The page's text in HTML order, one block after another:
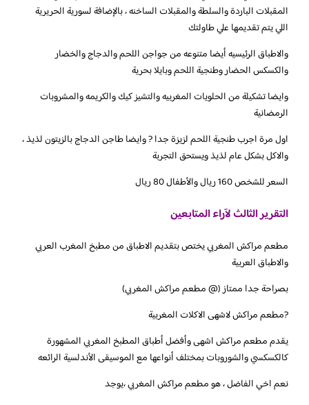
المقبلات الباردة والسلطة والمقبلات الساخنه ، بالإضافة لسورية الحريرية
اللي يتم تقديمها علي طاولتك
والاطباق الرئيسيه أيضا متنوعه من جواجن اللحم والدجاج والخضار
والكسكس الحضار وطنجية اللحم وبايلا بحرية
وايضا تشكيلة من الحلويات المغربيه والتشيز كيك والكريمه والمشروبات
الرمضانية
اول مرة اجرب طنجية اللحم لزيزة جدا ? وايضا طاجن الدجاج بالزيتون لذيذ ،
والاكل بشكل عام لذيذ ويستحق التجربة
السعر للشخص 160 ريال والأطفال 80 ريال
التقرير الثالث لآراء المتابعين
‏مطعم مراكش المغربي يختص بتقديم الاطباق من مطبخ المغرب العربي
والاطباق العربية
‏بصراحة جدا ممتاز (@ مطعم مراكش المغربي)
‏?مطعم مراكش لاشهى الاكلات المغربية
يقدم مطعم مراكش اشهى وأفضل أطباق المطبخ المغربي المشهورة
كالكسكسي والشوروبات بمختلف أنواعها مع الموسيقى الأندلسية الرائعه